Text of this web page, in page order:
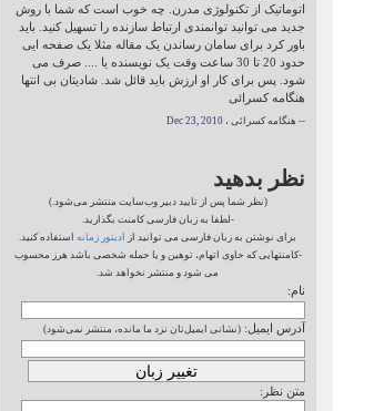
اتوماتیک از تکنولوژی مدرن. چه خوب است که شما با روش
جدید می توانید توانمندی ارتباط سازنده را تسهیل کنید. باید
باور کرد برای سامان رساندن یک مقاله مثلا یک صفحه ایی
حدود 20 تا 30 ساعت وقت یک نویسنده یا .... صرف می
شود. پس برای کار او ارزش باید قائل شد. شادیتان بی انتها
هنگامه کسرائی
-- هنگامه کسرائی ،Dec 23, 2010
نظر بدهید
(نظر شما پس از تایید دبیر وب‌سایت منتشر می‌شود.)
-لطفا به زبان فارسی کامنت بگذارید.
برای نوشتن به زبان فارسی می توانید از
ادیتور زمانه استفاده کنید.
-کامنتهایی که حاوی اتهام، توهین و یا حمله شخصی باشد هرز محسوب
می شود و منتشر نخواهد شد.
نام:
آدرس ایمیل: (نشانی ایمیل‌تان نزد ما مانده، منتشر نمی‌شود)
متن نظر: